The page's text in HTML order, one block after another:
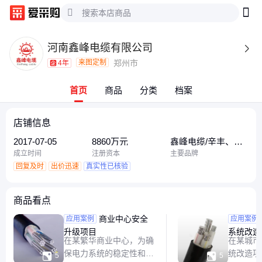
河南鑫峰电缆有限公司 
4年 来图定制 郑州市
首页 商品 分类 档案
店铺信息
2017-07-05
成立时间
8860万元
注册资本
鑫峰电缆/辛丰、鑫
峰电缆、鑫峰电缆 /
辛丰
主要品牌
回复及时
出价迅速 真实性已核验
商品看点
 5
应用案例
升级项目
在某繁华商业中心，为确
保电力系统的稳定性和安
 5
应用案例
系统改造
在某城
统改造